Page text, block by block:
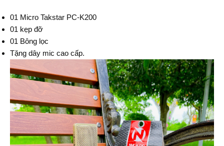
01 Micro Takstar PC-K200
01 kẹp đỡ
01 Bông lọc
Tặng dây mic cao cấp.